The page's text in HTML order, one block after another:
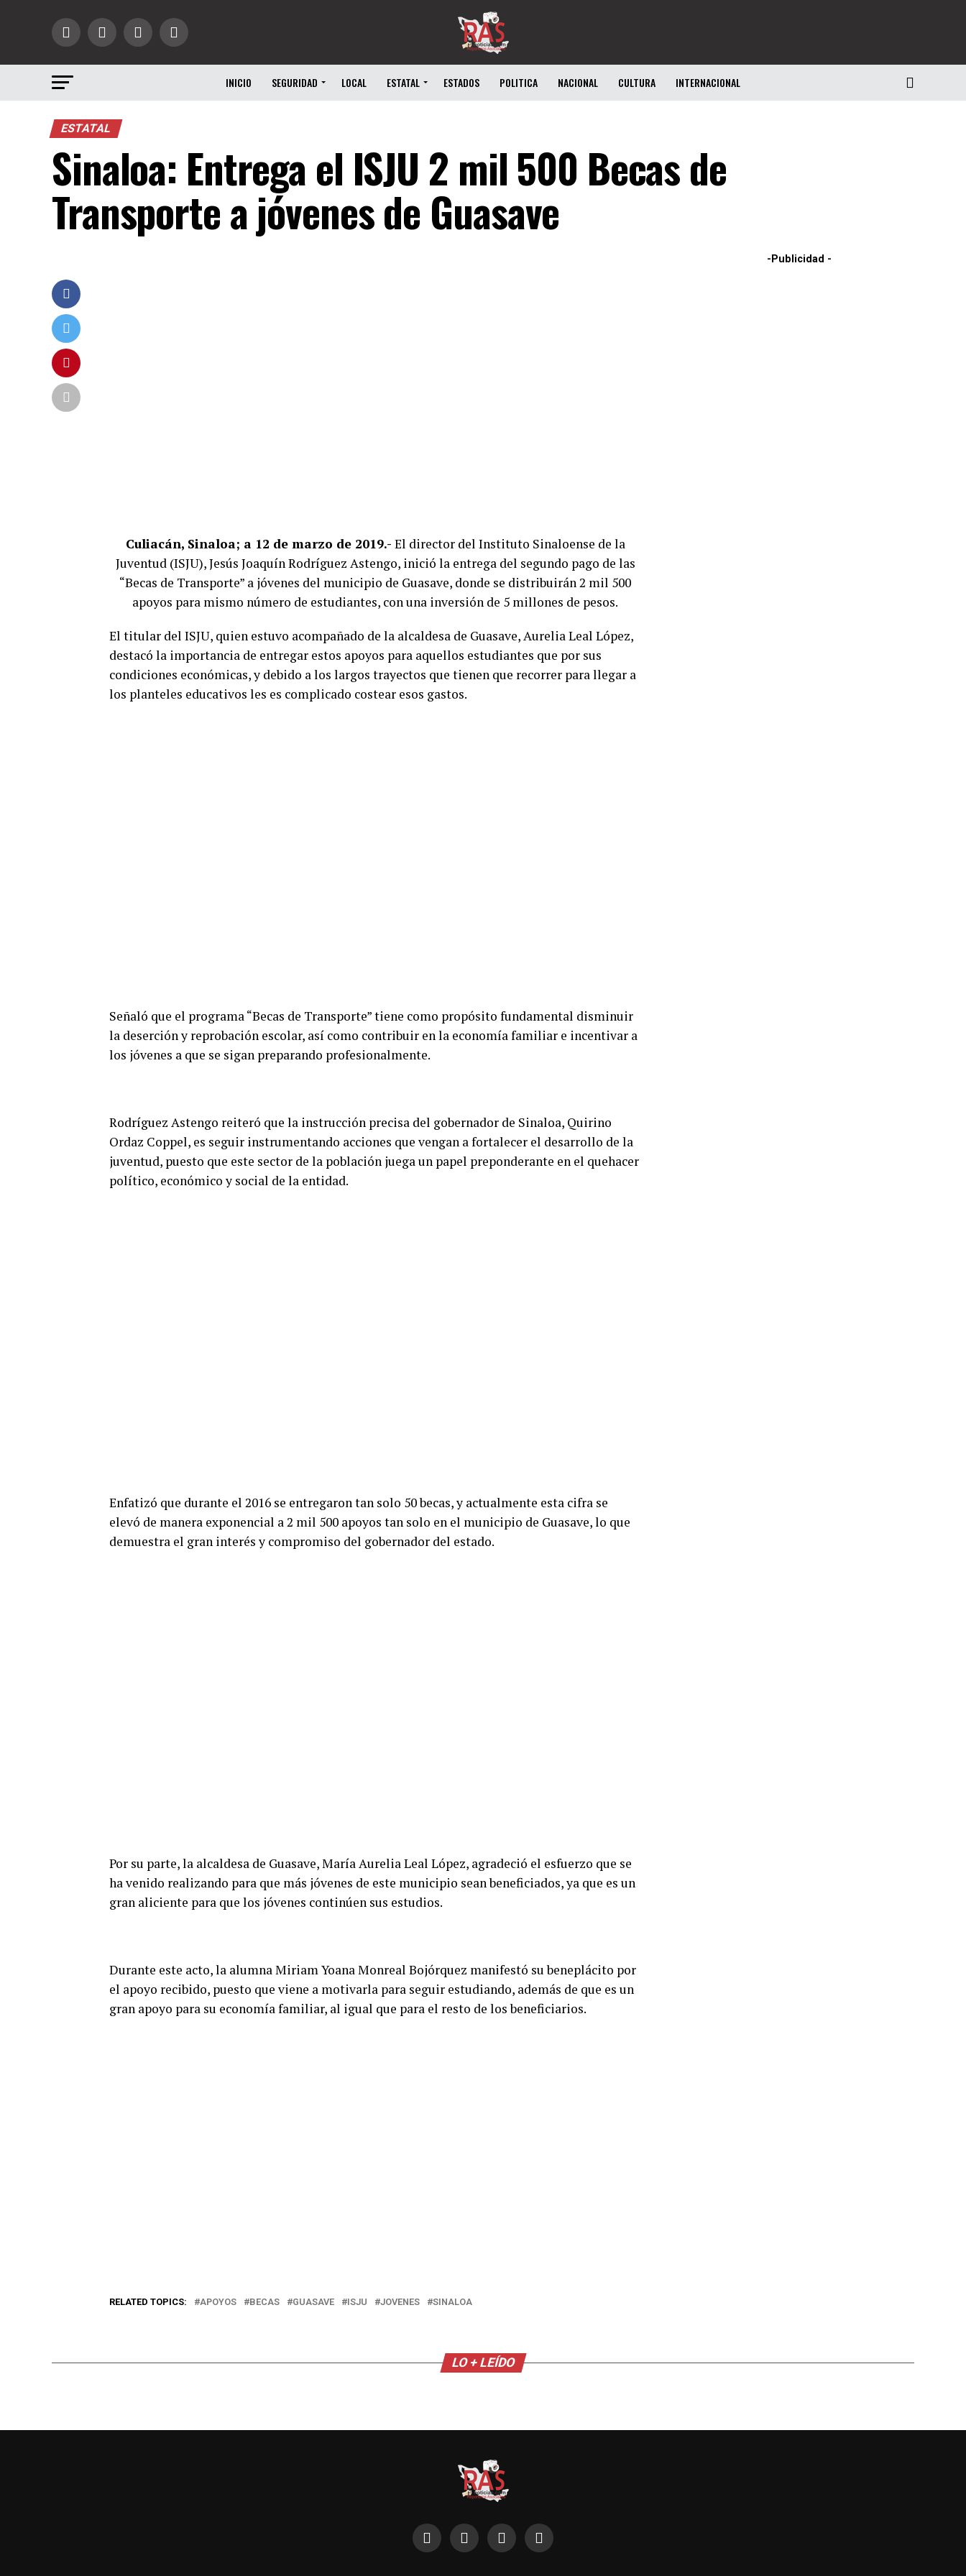
INICIO SEGURIDAD LOCAL ESTATAL ESTADOS POLITICA NACIONAL CULTURA INTERNACIONAL
ESTATAL
Sinaloa: Entrega el ISJU 2 mil 500 Becas de
Transporte a jóvenes de Guasave
Culiacán, Sinaloa; a 12 de marzo de 2019.- El director del Instituto Sinaloense de la
Juventud (ISJU), Jesús Joaquín Rodríguez Astengo, inició la entrega del segundo pago de las
“Becas de Transporte” a jóvenes del municipio de Guasave, donde se distribuirán 2 mil 500
apoyos para mismo número de estudiantes, con una inversión de 5 millones de pesos.
El titular del ISJU, quien estuvo acompañado de la alcaldesa de Guasave, Aurelia Leal López,
destacó la importancia de entregar estos apoyos para aquellos estudiantes que por sus
condiciones económicas, y debido a los largos trayectos que tienen que recorrer para llegar a
los planteles educativos les es complicado costear esos gastos.
Señaló que el programa “Becas de Transporte” tiene como propósito fundamental disminuir
la deserción y reprobación escolar, así como contribuir en la economía familiar e incentivar a
los jóvenes a que se sigan preparando profesionalmente.
Rodríguez Astengo reiteró que la instrucción precisa del gobernador de Sinaloa, Quirino
Ordaz Coppel, es seguir instrumentando acciones que vengan a fortalecer el desarrollo de la
juventud, puesto que este sector de la población juega un papel preponderante en el quehacer
político, económico y social de la entidad.
Enfatizó que durante el 2016 se entregaron tan solo 50 becas, y actualmente esta cifra se
elevó de manera exponencial a 2 mil 500 apoyos tan solo en el municipio de Guasave, lo que
demuestra el gran interés y compromiso del gobernador del estado.
Por su parte, la alcaldesa de Guasave, María Aurelia Leal López, agradeció el esfuerzo que se
ha venido realizando para que más jóvenes de este municipio sean beneficiados, ya que es un
gran aliciente para que los jóvenes continúen sus estudios.
Durante este acto, la alumna Miriam Yoana Monreal Bojórquez manifestó su beneplácito por
el apoyo recibido, puesto que viene a motivarla para seguir estudiando, además de que es un
gran apoyo para su economía familiar, al igual que para el resto de los beneficiarios.
RELATED TOPICS: APOYOS BECAS GUASAVE ISJU JOVENES SINALOA
-Publicidad -
LO + LEÍDO